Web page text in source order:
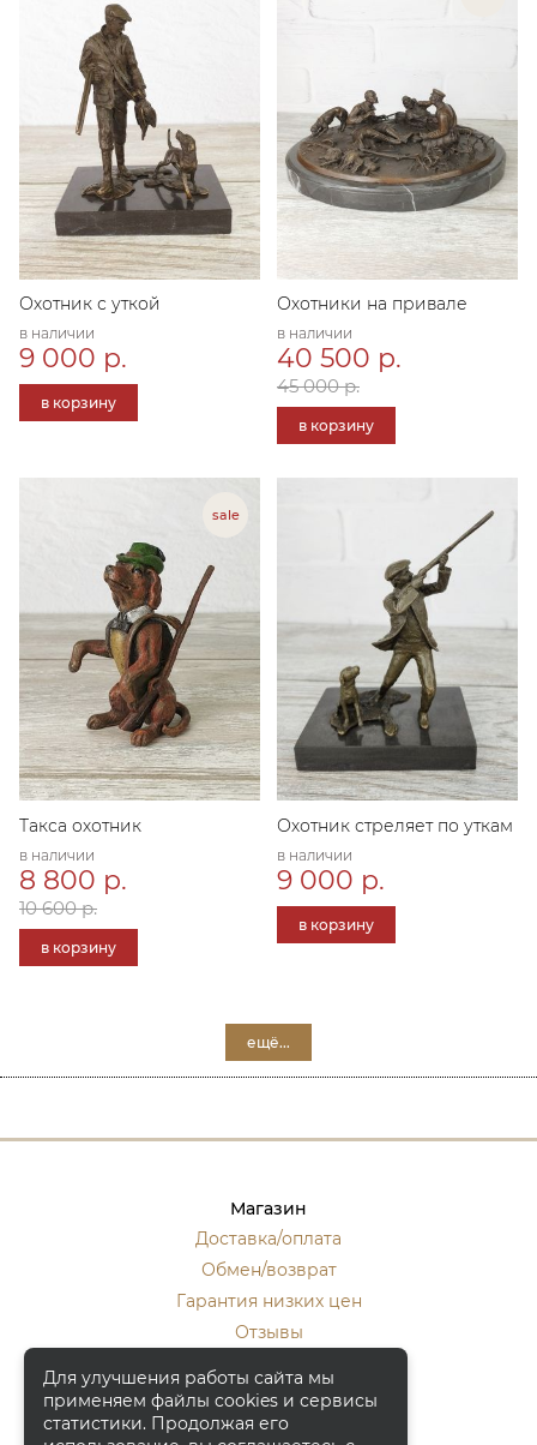
Охотник с уткой
в наличии
9 000 р.
в корзину
Охотники на привале
в наличии
40 500 р.
45 000 р.
в корзину
Такса охотник
в наличии
8 800 р.
10 600 р.
в корзину
Охотник стреляет по уткам
в наличии
9 000 р.
в корзину
ещё...
Магазин
Доставка/оплата
Обмен/возврат
Гарантия низких цен
Отзывы
Контакты
Для улучшения работы сайта мы
применяем файлы cookies и сервисы
статистики. Продолжая его